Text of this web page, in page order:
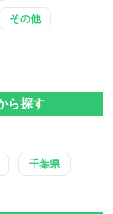
その他
ら探す
千葉県